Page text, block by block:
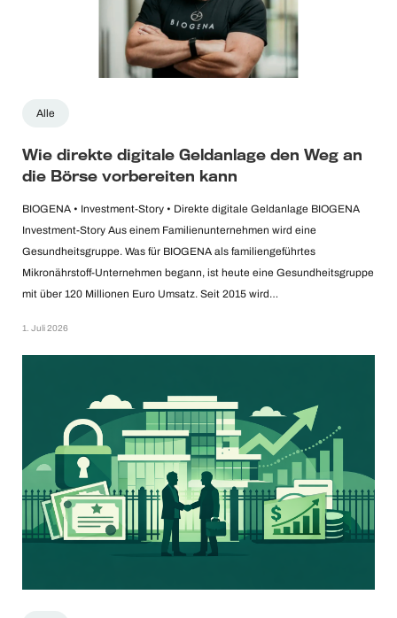
Alle
Wie direkte digitale Geldanlage den Weg an
die Börse vorbereiten kann
BIOGENA • Investment-Story • Direkte digitale Geldanlage BIOGENA
Investment-Story Aus einem Familienunternehmen wird eine
Gesundheitsgruppe. Was für BIOGENA als familiengeführtes
Mikronährstoff-Unternehmen begann, ist heute eine Gesundheitsgruppe
mit über 120 Millionen Euro Umsatz. Seit 2015 wird…
1. Juli 2026